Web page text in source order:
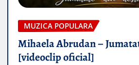
MUZICA POPULARA
Mihaela Abrudan –
[videoclip oficial]